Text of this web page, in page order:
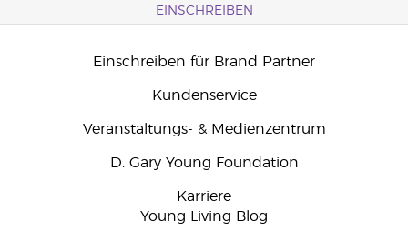
EINSCHREIBEN
Einschreiben für Brand Partner
Kundenservice
Veranstaltungs- & Medienzentrum
D. Gary Young Foundation
Karriere
Young Living Blog